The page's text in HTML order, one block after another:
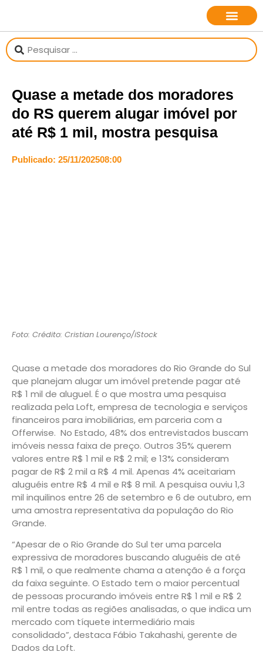
Quase a metade dos moradores
do RS querem alugar imóvel por
até R$ 1 mil, mostra pesquisa
Publicado: 25/11/202508:00
Foto: Crédito: Cristian Lourenço/iStock
Quase a metade dos moradores do Rio Grande do Sul
que planejam alugar um imóvel pretende pagar até
R$ 1 mil de aluguel. É o que mostra uma pesquisa
realizada pela Loft, empresa de tecnologia e serviços
financeiros para imobiliárias, em parceria com a
Offerwise. No Estado, 48% dos entrevistados buscam
imóveis nessa faixa de preço. Outros 35% querem
valores entre R$ 1 mil e R$ 2 mil; e 13% consideram
pagar de R$ 2 mil a R$ 4 mil. Apenas 4% aceitariam
aluguéis entre R$ 4 mil e R$ 8 mil. A pesquisa ouviu 1,3
mil inquilinos entre 26 de setembro e 6 de outubro, em
uma amostra representativa da população do Rio
Grande.
“Apesar de o Rio Grande do Sul ter uma parcela
expressiva de moradores buscando aluguéis de até
R$ 1 mil, o que realmente chama a atenção é a força
da faixa seguinte. O Estado tem o maior percentual
de pessoas procurando imóveis entre R$ 1 mil e R$ 2
mil entre todas as regiões analisadas, o que indica um
mercado com tíquete intermediário mais
consolidado”, destaca Fábio Takahashi, gerente de
Dados da Loft.